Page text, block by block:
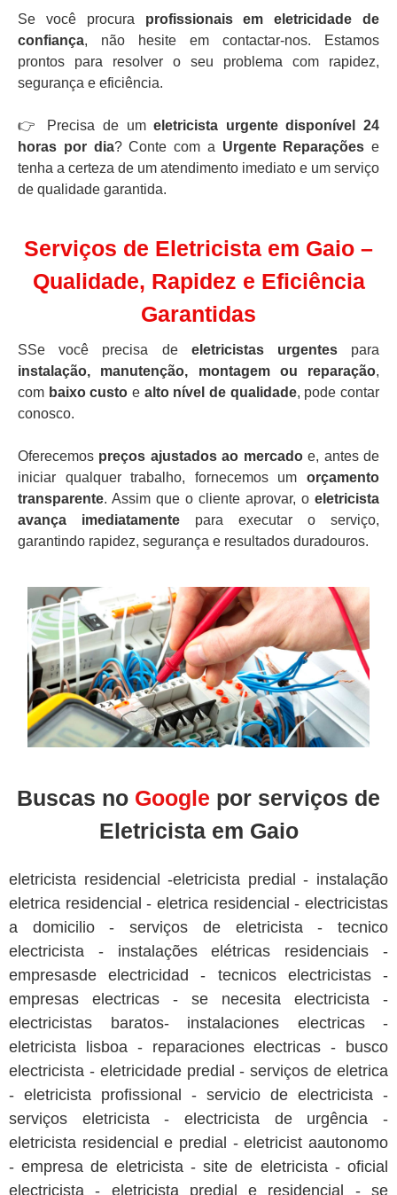
Se você procura profissionais em eletricidade de
confiança, não hesite em contactar-nos. Estamos
prontos para resolver o seu problema com rapidez,
segurança e eficiência.
👉 Precisa de umeletricista urgente disponível 24
horas por dia? Conte com a Urgente Reparações e
tenha a certeza de um atendimento imediato e um serviço
de qualidade garantida.
Serviços de Eletricista em Gaio –
Qualidade, Rapidez e Eficiência
Garantidas
SSe você precisa de eletricistas urgentespara
instalação, manutenção, montagem ou reparação,
com baixo custo e alto nível de qualidade, pode contar
conosco.
Oferecemos preços ajustados ao mercadoe, antes de
iniciar qualquer trabalho, fornecemos um orçamento
transparente. Assim que o cliente aprovar, o eletricista
avança imediatamente para executar o serviço,
garantindo rapidez, segurança e resultados duradouros.
Buscas no Google por serviços de
Eletricista em Gaio
eletricista residencial -eletricista predial - instalação
eletrica residencial - eletrica residencial - electricistas
a domicilio - serviços de eletricista - tecnico
electricista - instalações elétricas residenciais -
empresasde electricidad - tecnicos electricistas -
empresas electricas - se necesita electricista -
electricistas baratos- instalaciones electricas -
eletricista lisboa - reparaciones electricas - busco
electricista - eletricidade predial - serviços de eletrica
- eletricista profissional - servicio de electricista -
serviços eletricista - electricista de urgência -
eletricista residencial e predial - eletricist aautonomo
- empresa de eletricista - site de eletricista - oficial
electricista - eletricista predial e residencial - se